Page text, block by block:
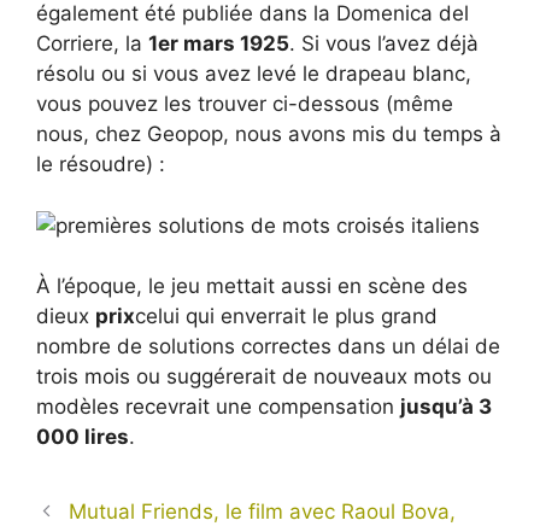
également été publiée dans la Domenica del
Corriere, la 1er mars 1925. Si vous l’avez déjà
résolu ou si vous avez levé le drapeau blanc,
vous pouvez les trouver ci-dessous (même
nous, chez Geopop, nous avons mis du temps à
le résoudre) :
À l’époque, le jeu mettait aussi en scène des
dieux prixcelui qui enverrait le plus grand
nombre de solutions correctes dans un délai de
trois mois ou suggérerait de nouveaux mots ou
modèles recevrait une compensation jusqu’à 3
000 lires.
Mutual Friends, le film avec Raoul Bova,